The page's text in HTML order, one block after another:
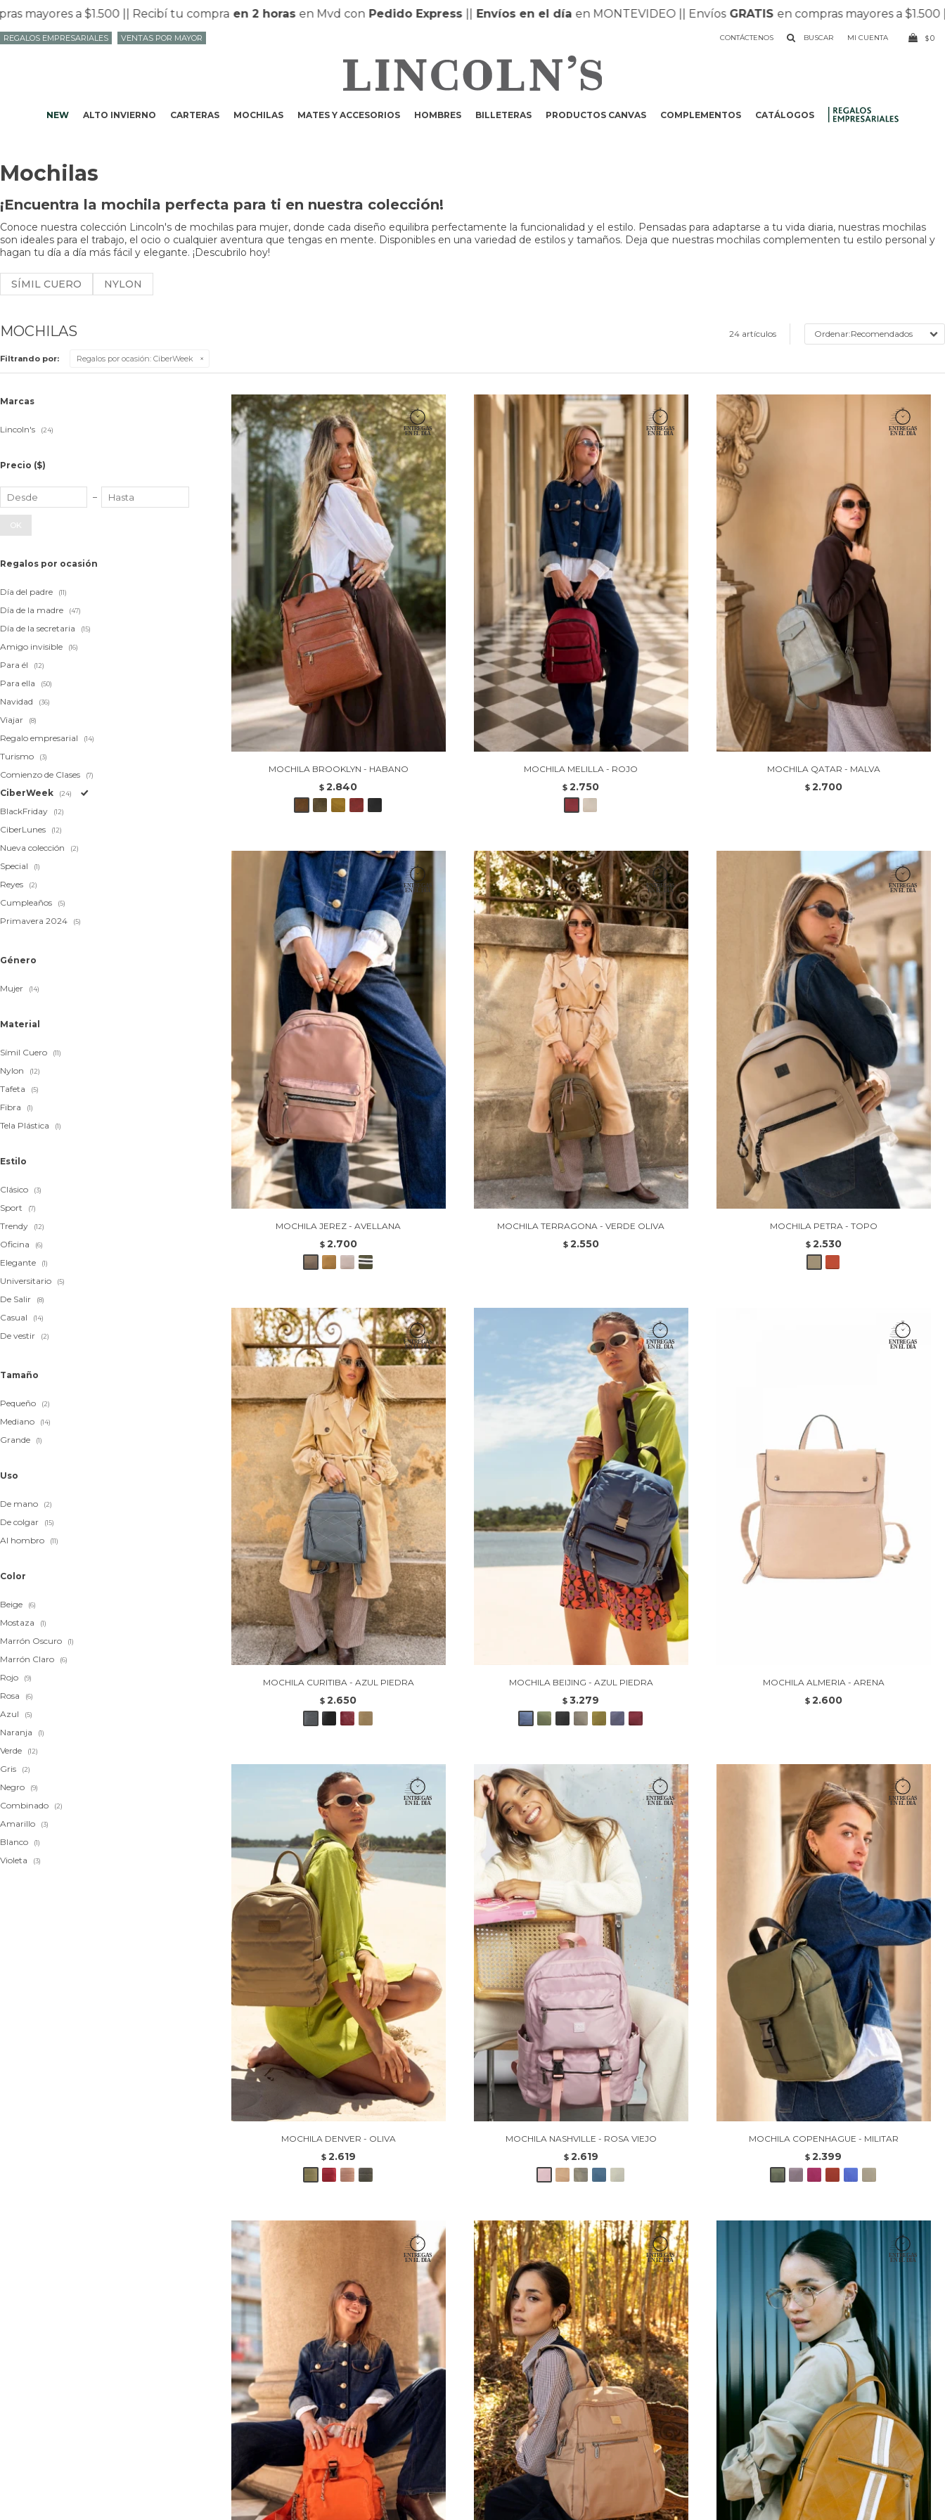
a $1.500 || Recibí tu compraen 2 horas en Mvd con Pedido Express ||Envíos en el díaen MONTEVIDEO || Envíos GRATIS en compras mayores a $1.500 || Recibí
NEW ALTO INVIERNO CARTERAS MOCHILAS MATES Y ACCESORIOS HOMBRES BILLETERAS PRODUCTOS CANVAS COMPLEMENTOS CATÁLOGOS
CONTÁCTENOS $0
REGALOS EMPRESARIALES VENTAS POR MAYOR
Mochilas
¡Encuentra la mochila perfecta para ti en nuestra colección!
Conoce nuestra colección Lincoln's de mochilas para mujer, donde cada diseño equilibra perfectamente la funcionalidad y el estilo. Pensadas para adaptarse a tu vida diaria, nuestras mochilas
son ideales para el trabajo, el ocio o cualquier aventura que tengas en mente. Disponibles en una variedad de estilos y tamaños. Deja que nuestras mochilas complementen tu estilo personal y
hagan tu día a día más fácil y elegante. ¡Descubrilo hoy!
SÍMIL CUERO NYLON
MOCHILAS 24 artículos Recomendados
Filtrando por: Regalos por ocasión: CiberWeek
MOCHILA BROOKLYN - HABANO
$ 2.840
MOCHILA MELILLA - ROJO
$ 2.750
MOCHILA QATAR - MALVA
$ 2.700
MOCHILA JEREZ - AVELLANA
$ 2.700
MOCHILA TERRAGONA - VERDE OLIVA
$ 2.550
MOCHILA PETRA - TOPO
$ 2.530
MOCHILA CURITIBA - AZUL PIEDRA
$ 2.650
MOCHILA BEIJING - AZUL PIEDRA
$ 3.279
MOCHILA ALMERIA - ARENA
$ 2.600
MOCHILA DENVER - OLIVA
$ 2.619
MOCHILA NASHVILLE - ROSA VIEJO
$ 2.619
MOCHILA COPENHAGUE - MILITAR
$ 2.399
Marcas
Lincoln's (24)
Precio ($)
OK
Regalos por ocasión
Día del padre (11)
Día de la madre (47)
Día de la secretaria (15)
Amigo invisible (16)
Para él (12)
Para ella (50)
Navidad (36)
Viajar (8)
Regalo empresarial (14)
Turismo (3)
Comienzo de Clases (7)
CiberWeek (24)
BlackFriday (12)
CiberLunes (12)
Nueva colección (2)
Special (1)
Reyes (2)
Cumpleaños (5)
Primavera 2024 (5)
Género
Mujer (14)
Material
Símil Cuero (11)
Nylon (12)
Tafeta (5)
Fibra (1)
Tela Plástica (1)
Estilo
Clásico (3)
Sport (7)
Trendy (12)
Oficina (6)
Elegante (1)
Universitario (5)
De Salir (8)
Casual (14)
De vestir (2)
Tamaño
Pequeño (2)
Mediano (14)
Grande (1)
Uso
De mano (2)
De colgar (15)
Al hombro (11)
Color
Beige (6)
Mostaza (1)
Marrón Oscuro (1)
Marrón Claro (6)
Rojo (9)
Rosa (6)
Azul (5)
Naranja (1)
Verde (12)
Gris (2)
Negro (9)
Combinado (2)
Amarillo (3)
Blanco (1)
Violeta (3)